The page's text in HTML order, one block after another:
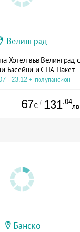
Велинград
Хотел във Велинград с
Басейни и СПА Пакет
- 23.12 + полупансион
67€ / 131.04
лв.
Банско